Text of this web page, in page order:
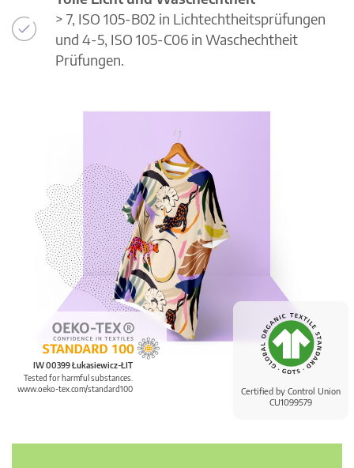
Certified by Control Union
CU1099579
IW 00399 Łukasiewicz-ŁIT
Tested for harmful substances.
www.oeko-tex.com/standard100
> 7, ISO 105-B02 in Lichtechtheitsprüfungen
und 4-5, ISO 105-C06 in Waschechtheit
Prüfungen.